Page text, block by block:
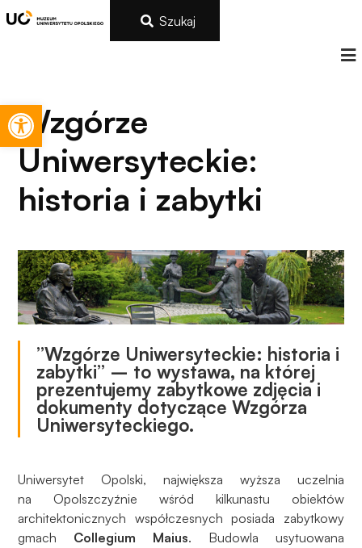
Otwórz pasek narzędzi
Szukaj
Wzgórze
Uniwersyteckie:
historia i zabytki
”Wzgórze Uniwersyteckie: historia i
zabytki” – to wystawa, na której
prezentujemy zabytkowe zdjęcia i
dokumenty dotyczące Wzgórza
Uniwersyteckiego.
Uniwersytet Opolski, największa wyższa uczelnia
na Opolszczyźnie wśród kilkunastu obiektów
architektonicznych współczesnych posiada zabytkowy
gmach Collegium Maius. Budowla usytuowana